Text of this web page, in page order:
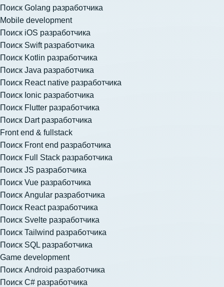
Поиск Golang разработчика
Mobile development
Поиск iOS разработчика
Поиск Swift разработчика
Поиск Kotlin разработчика
Поиск Java разработчика
Поиск React native разработчика
Поиск Ionic разработчика
Поиск Flutter разработчика
Поиск Dart разработчика
Front end & fullstack
Поиск Front end разработчика
Поиск Full Stack разработчика
Поиск JS разработчика
Поиск Vue разработчика
Поиск Angular разработчика
Поиск React разработчика
Поиск Svelte разработчика
Поиск Tailwind разработчика
Поиск SQL разработчика
Game development
Поиск Android разработчика
Поиск C# разработчика